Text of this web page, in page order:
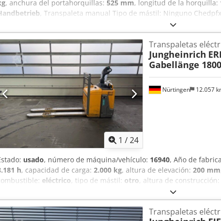
, anchura del portahorquillas: 525 mm, longitud de la horquilla:
, Transpaleta manual Tipo de mástil: Ninguno
Rueda directriz: Goma; Rodillos de carga: Poliuretano; Tándem;
y elevación manual, rodillos de entrada/salida,
1 /24
Nürtingen 12.057
Transpaletas
Jungheinrich
Gabellänge
usado, número de máquina/vehículo: 16940, Año de
h, capacidad de carga: 2.000 kg, altura de elevación: 200 mm
eléctrico, tipo de mástil: otro, altura de construcción:
783 kg, 5112787
Ds Alnja Datos de la batería: 24 V, 3 celdas PzS, 375 Ah (2019)
Transpaletas